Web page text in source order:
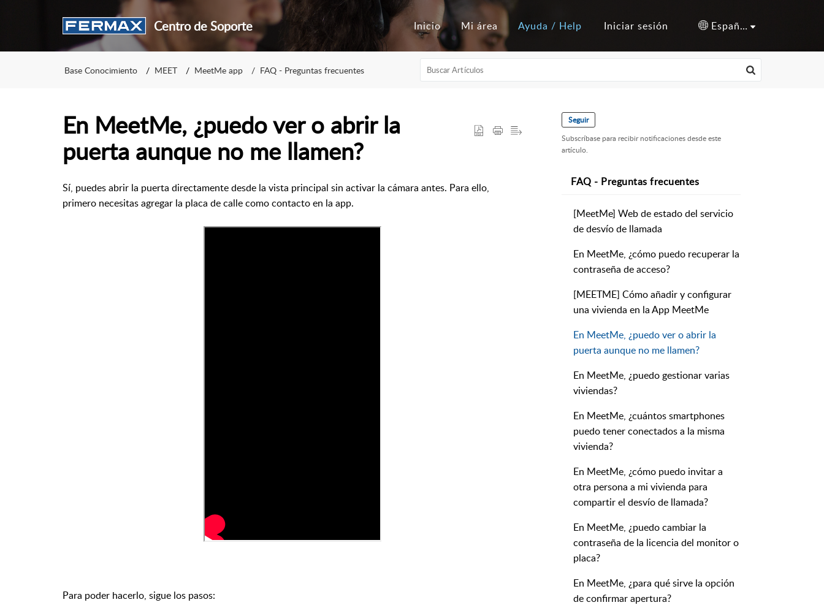
Centro de Soporte Inicio Mi área Ayuda / Help Iniciar sesión Español (España)
Base Conocimiento MEET MeetMe app FAQ - Preguntas frecuentes
En MeetMe, ¿puedo ver o abrir la
puerta aunque no me llamen?
Sí, puedes abrir la puerta directamente desde la vista principal sin activar la cámara antes. Para ello,
primero necesitas agregar la placa de calle como contacto en la app.
Para poder hacerlo, sigue los pasos:
Seguir
Subscríbase para recibir notificaciones desde este
artículo.
FAQ - Preguntas frecuentes
[MeetMe] Web de estado del servicio
de desvío de llamada
En MeetMe, ¿cómo puedo recuperar la
contraseña de acceso?
[MEETME] Cómo añadir y configurar
una vivienda en la App MeetMe
En MeetMe, ¿puedo ver o abrir la
puerta aunque no me llamen?
En MeetMe, ¿puedo gestionar varias
viviendas?
En MeetMe, ¿cuántos smartphones
puedo tener conectados a la misma
vivienda?
En MeetMe, ¿cómo puedo invitar a
otra persona a mi vivienda para
compartir el desvío de llamada?
En MeetMe, ¿puedo cambiar la
contraseña de la licencia del monitor o
placa?
En MeetMe, ¿para qué sirve la opción
de confirmar apertura?